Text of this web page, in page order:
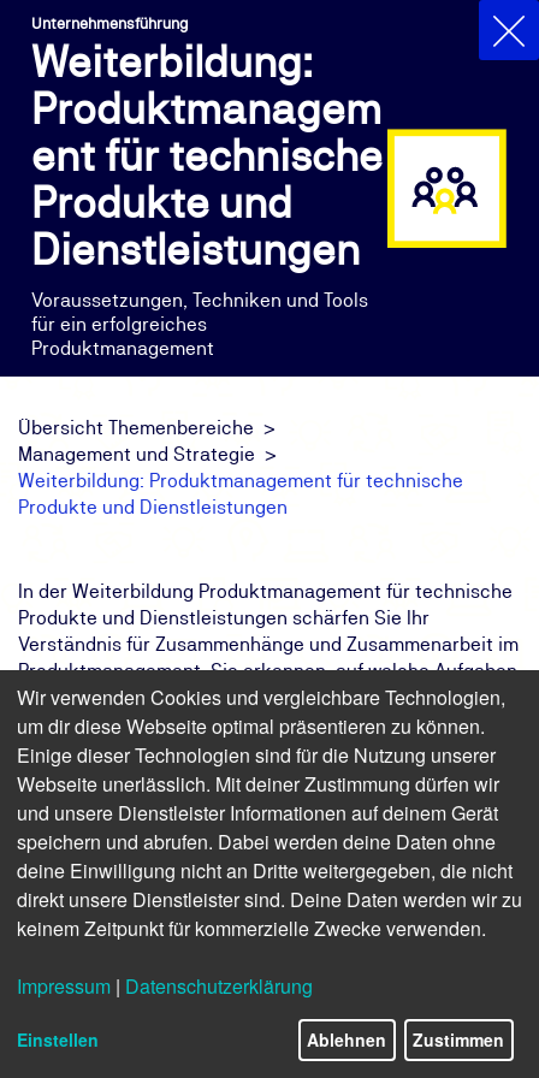
Unternehmensführung
Weiterbildung:
Produktmanagem
ent für technische
Produkte und
Dienstleistungen
Voraussetzungen, Techniken und Tools
für ein erfolgreiches
Produktmanagement
Übersicht Themenbereiche
Management und Strategie
Weiterbildung: Produktmanagement für technische
Produkte und Dienstleistungen
In der Weiterbildung Produktmanagement für technische
Produkte und Dienstleistungen schärfen Sie Ihr
Verständnis für Zusammenhänge und Zusammenarbeit im
Produktmanagement. Sie erkennen, auf welche Aufgaben
Sie sich konzentrieren sollten und lernen, Prozesse
entlang des gesamten Produktlebenszyklus zu definieren
und zu steuern. Außerdem werden Sie mit grundlegenden
Methoden und den optimalen Einsatz in der Praxis
vertraut. So lernen Sie, bspw. Produktzielsetzungen und
und Nutzen von Businessplänen erstellen und
überzeugend präsentieren. Dabei lernen Sie auch, andere
Abteilungen und Personen besser in die Prozesse des
Produktmanagements miteinzubeziehen, und
Marketing.
Das Ziel:
Höhere Wettbewerbsfähigkeit von
technischen Produkten und
Wir verwenden Cookies und vergleichbare Technologien,
um dir diese Webseite optimal präsentieren zu können.
Einige dieser Technologien sind für die Nutzung unserer
Webseite unerlässlich. Mit deiner Zustimmung dürfen wir
und unsere Dienstleister Informationen auf deinem Gerät
speichern und abrufen. Dabei werden deine Daten ohne
deine Einwilligung nicht an Dritte weitergegeben, die nicht
direkt unsere Dienstleister sind. Deine Daten werden wir zu
keinem Zeitpunkt für kommerzielle Zwecke verwenden.
Impressum | Datenschutzerklärung
Einstellen Ablehnen Zustimmen